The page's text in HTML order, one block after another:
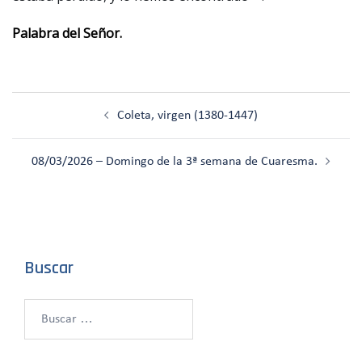
Palabra del Señor.
Coleta, virgen (1380-1447)
08/03/2026 – Domingo de la 3ª semana de Cuaresma.
Buscar